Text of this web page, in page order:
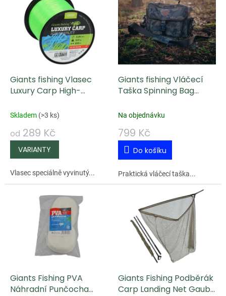
o
d
u
k
ů
Giants fishing Vlasec
Luxury Carp High-
Skladem (>3 ks)
od 289 Kč
Vlasec speciálně vyvinutý...
Giants fishing Vláčecí
Taška Spinning Bag
Na objednávku
799 Kč
Do košíku
Praktická vláčecí taška...
Giants Fishing PVA
Náhradní Punčocha
Giants Fishing Podběrák
Carp Landing Net Gaube